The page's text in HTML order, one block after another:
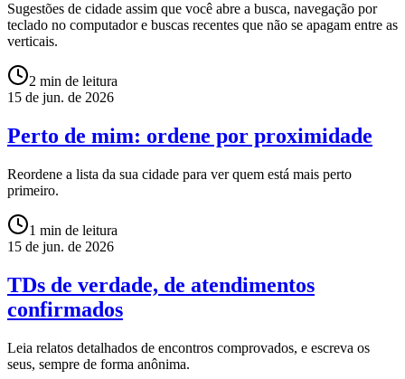
Sugestões de cidade assim que você abre a busca, navegação por
teclado no computador e buscas recentes que não se apagam entre as
verticais.
2 min de leitura
15 de jun. de 2026
Perto de mim: ordene por proximidade
Reordene a lista da sua cidade para ver quem está mais perto
primeiro.
1 min de leitura
15 de jun. de 2026
TDs de verdade, de atendimentos
confirmados
Leia relatos detalhados de encontros comprovados, e escreva os
seus, sempre de forma anônima.